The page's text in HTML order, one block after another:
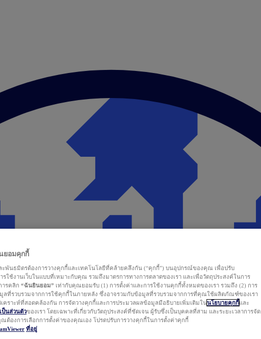
ยอมคุกกี้
ละพันธมิตรต้องการวางคุกกี้และเทคโนโลยีที่คล้ายคลึงกัน (“คุกกี้”) บนอุปกรณ์ของคุณ เพื่อปรับ
รใช้งานเว็บในแบบที่เหมาะกับคุณ รวมถึงมาตรการทางการตลาดของเรา และเพื่อวัตถุประสงค์ในการ
ารคลิก “ฉันยินยอม” เท่ากับคุณยอมรับ (1) การตั้งค่าและการใช้งานคุกกี้ทั้งหมดของเรา รวมถึง (2) การ
ลที่รวบรวมจากการใช้คุกกี้ในภายหลัง ซึ่งอาจรวมกับข้อมูลที่รวบรวมจากการที่คุณใช้ผลิตภัณฑ์ของเรา
เคราะห์ที่สอดคล้องกัน การจัดวางคุกกี้และการประมวลผลข้อมูลมีอธิบายเพิ่มเติมในนโยบายคุกกี้และ
ป็นส่วนตัวของเรา โดยเฉพาะที่เกี่ยวกับวัตถุประสงค์ที่ชัดเจน ผู้รับซึ่งเป็นบุคคลที่สาม และระยะเวลาการจัด
ต้องการเลือกการตั้งค่าของคุณเอง โปรดปรับการวางคุกกี้ในการตั้งค่าคุกกี้
ที่อยู่